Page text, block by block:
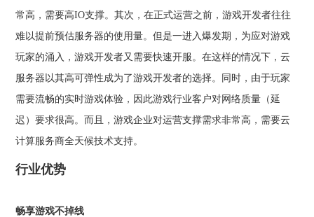
常高，需要高IO支撑。其次，在正式运营之前，游戏开发者往往
难以提前预估服务器的使用量。但是一进入爆发期，为应对游戏
玩家的涌入，游戏开发者又需要快速开服。在这样的情况下，云
服务器以其高可弹性成为了游戏开发者的选择。同时，由于玩家
需要流畅的实时游戏体验，因此游戏行业客户对网络质量（延
迟）要求很高。而且，游戏企业对运营支撑需求非常高，需要云
计算服务商全天候技术支持。
行业优势
畅享游戏不掉线